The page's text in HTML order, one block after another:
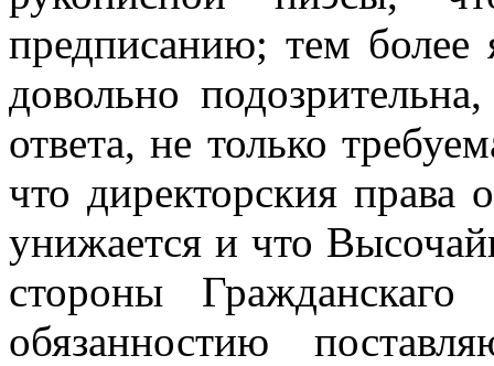
предписанию; тем более
довольно
ответа, не только
что директорския права
унижается и что
стороны
обязанностию